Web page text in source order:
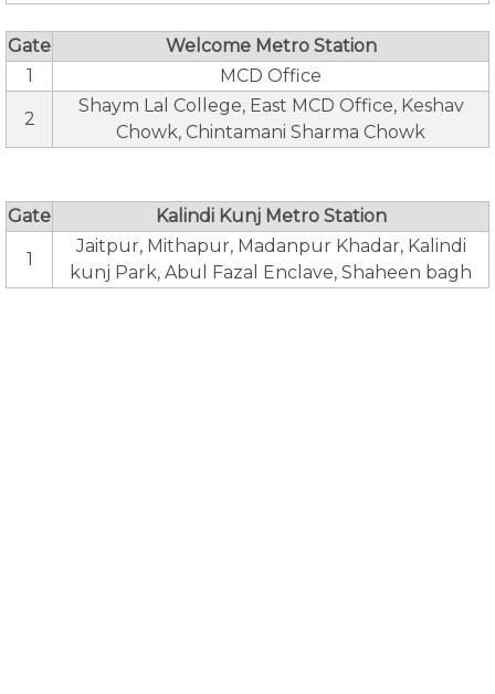
Gate
Welcome Metro Station
1
MCD Office
2
Shaym Lal College, East MCD Office, Keshav
Chowk, Chintamani Sharma Chowk
Gate Kalindi Kunj Metro Station
1
Jaitpur, Mithapur, Madanpur Khadar, Kalindi
kunj Park, Abul Fazal Enclave, Shaheen bagh